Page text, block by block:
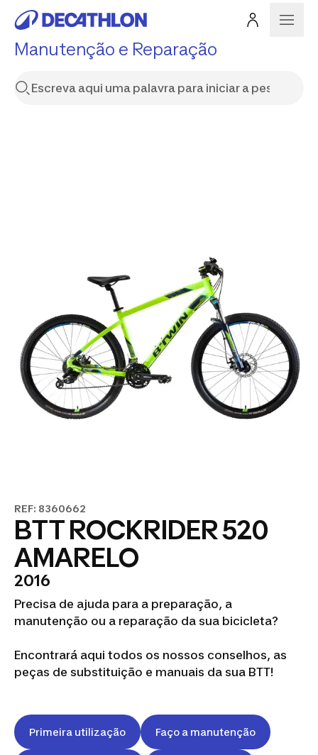
Manutenção e Reparação
REF: 8360662
BTT ROCKRIDER 520
AMARELO
2016
Precisa de ajuda para a preparação, a
manutenção ou a reparação da sua bicicleta?
Encontrará aqui todos os nossos conselhos, as
peças de substituição e manuais da sua BTT!
Primeira utilização Faço a manutenção